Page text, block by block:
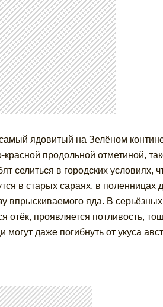
ядовитый на Зелёном
продольной отметиной,
селиться в городских условиях,
в старых сараях, в поленницах
впрыскиваемого яда. В серьёзных
отёк, проявляется потливость,
даже погибнуть от укуса